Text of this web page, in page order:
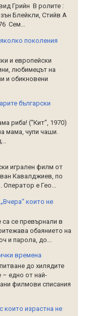
Грийн В ролите :
Блейкли, Стийв А
Сем...
поколения
и европейски
любимецът на
и обикновени
български
риба! (“Кит”, 1970)
мама, чупи чаши.
игрален филм от
Кавалджиев, по
Оператор е Гео...
които не
са се превърнали в
обаянието на
и парола, до...
времена
до хилядите
– едно от най-
филмови списания
които израстна не